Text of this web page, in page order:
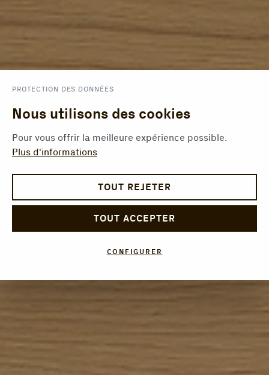
PROTECTION DES DONNÉES
Nous utilisons des cookies
Pour vous offrir la meilleure expérience possible.
Plus d'informations
TOUT REJETER
TOUT ACCEPTER
CONFIGURER